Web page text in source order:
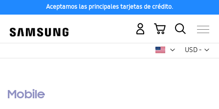
Aceptamos las principales tarjetas de crédito.
USD -
dólar
Mi carrito
Mobile